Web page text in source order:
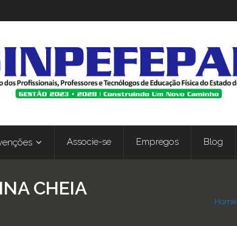
Associe-se Empregos Blog
CHEIA
Home